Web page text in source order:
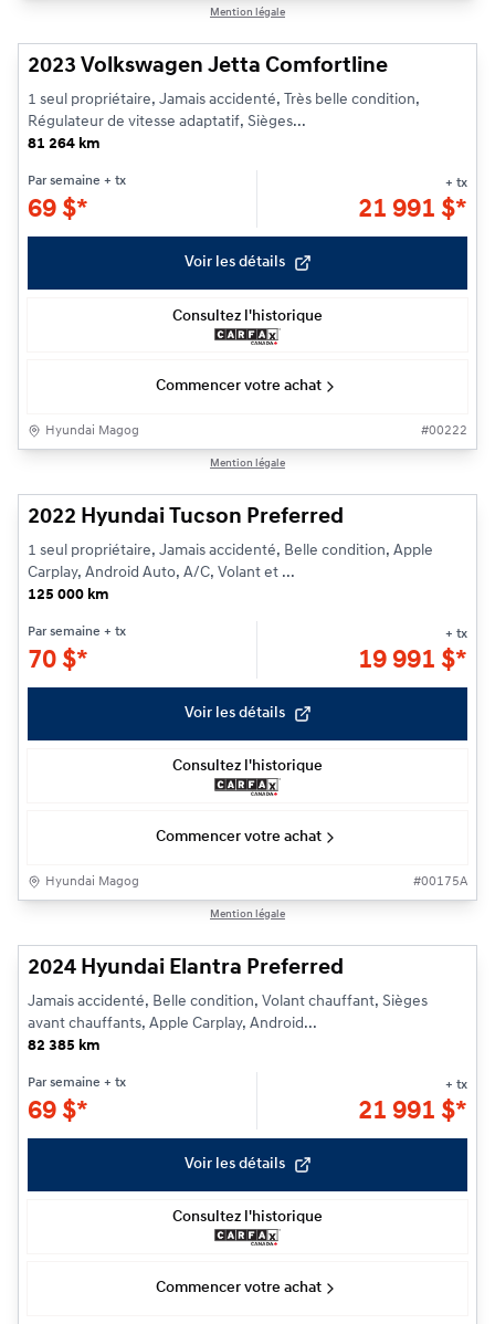
Mention légale
2023 Volkswagen Jetta Comfortline
1 seul propriétaire, Jamais accidenté, Très belle condition,
Régulateur de vitesse adaptatif, Sièges...
81 264 km
Par semaine + tx
69 $*
+ tx
21 991 $*
Voir les détails
Consultez l'historique
Commencer votre achat
Hyundai Magog #00222
Mention légale
2022 Hyundai Tucson Preferred
1 seul propriétaire, Jamais accidenté, Belle condition, Apple
Carplay, Android Auto, A/C, Volant et ...
125 000 km
Par semaine + tx
70 $*
+ tx
19 991 $*
Voir les détails
Consultez l'historique
Commencer votre achat
Hyundai Magog #00175A
Mention légale
2024 Hyundai Elantra Preferred
Jamais accidenté, Belle condition, Volant chauffant, Sièges
avant chauffants, Apple Carplay, Android...
82 385 km
Par semaine + tx
69 $*
+ tx
21 991 $*
Voir les détails
Consultez l'historique
Commencer votre achat